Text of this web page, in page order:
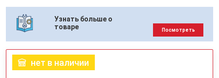
Узнать больше о
товаре
Посмотреть
нет в наличии